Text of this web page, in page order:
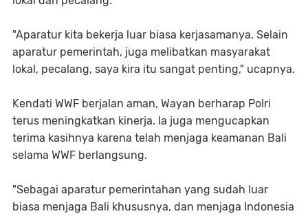
"Aparatur kita bekerja luar biasa kerjasamanya. Selain
aparatur pemerintah, juga melibatkan masyarakat
lokal, pecalang, saya kira itu sangat penting," ucapnya.
Kendati WWF berjalan aman, Wayan berharap Polri
terus meningkatkan kinerja. Ia juga mengucapkan
terima kasihnya karena telah menjaga keamanan Bali
selama WWF berlangsung.
"Sebagai aparatur pemerintahan yang sudah luar
biasa menjaga Bali khususnya, dan menjaga Indonesia